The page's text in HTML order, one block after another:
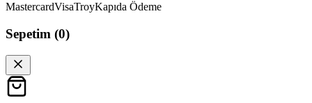
MastercardVisaTroyKapıda Ödeme
Sepetim (0)